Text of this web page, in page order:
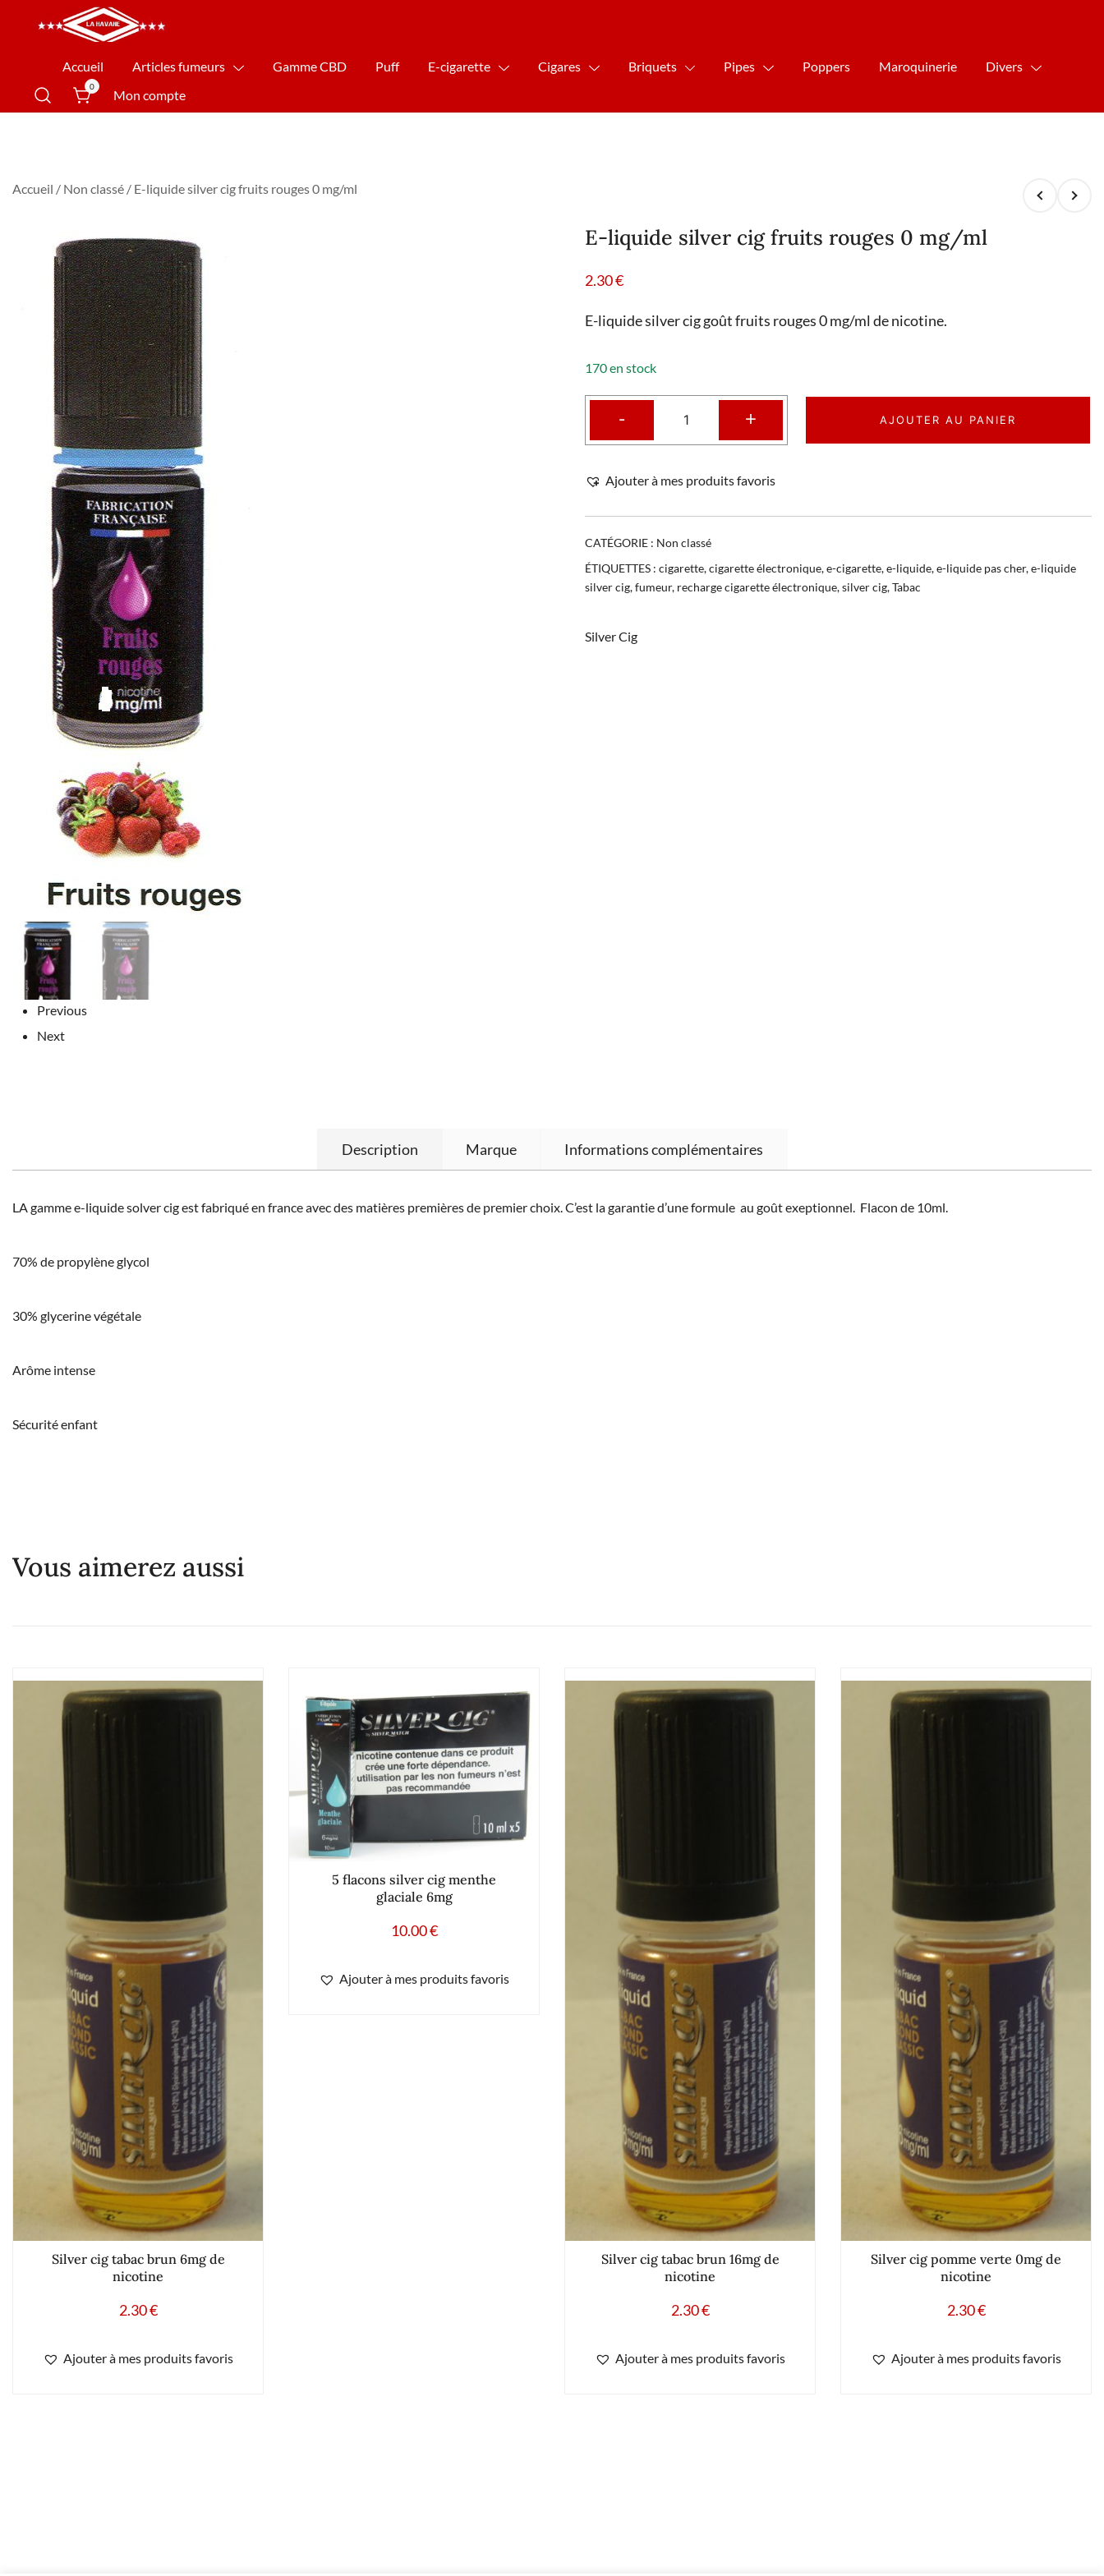
La Havane Nîmes
Accueil Articles fumeurs Gamme CBD Puff E-cigarette Cigares Briquets Pipes Poppers Maroquinerie Divers
0
Mon compte
Accueil / Non classé / E-liquide silver cig fruits rouges 0 mg/ml
Previous
Next
E-liquide silver cig fruits rouges 0 mg/ml
2.30€
E-liquide silver cig goût fruits rouges 0 mg/ml de nicotine.
170 en stock
- + AJOUTER AU PANIER
Ajouter à mes produits favoris
CATÉGORIE : Non classé
ÉTIQUETTES : cigarette,cigarette électronique,e-cigarette,e-liquide,e-liquide pas cher,e-liquide
silver cig,fumeur, recharge cigarette électronique,silver cig,Tabac
Silver Cig
Description Marque Informations complémentaires
LA gamme e-liquide solver cig est fabriqué en france avec des matières premières de premier choix. C’est la garantie d’une formule au goût exeptionnel. Flacon de 10ml.
70% de propylène glycol
30% glycerine végétale
Arôme intense
Sécurité enfant
Vous aimerez aussi
Silver cig tabac brun 6mg de
nicotine
2.30€
Ajouter à mes produits favoris
5 flacons silver cig menthe
glaciale 6mg
10.00€
Ajouter à mes produits favoris
Silver cig tabac brun 16mg de
nicotine
2.30€
Ajouter à mes produits favoris
Silver cig pomme verte 0mg de
nicotine
2.30€
Ajouter à mes produits favoris